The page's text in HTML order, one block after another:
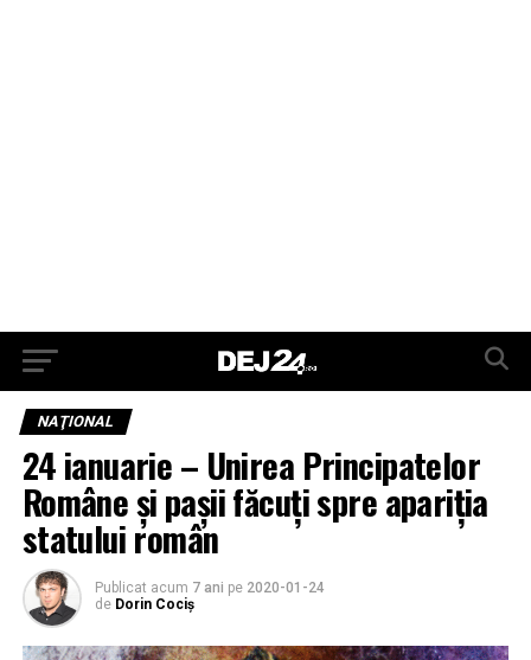
NAŢIONAL
24 ianuarie – Unirea Principatelor
Române şi paşii făcuţi spre apariţia
statului român
Publicat acum 7 ani pe 2020-01-24
de Dorin Cociș